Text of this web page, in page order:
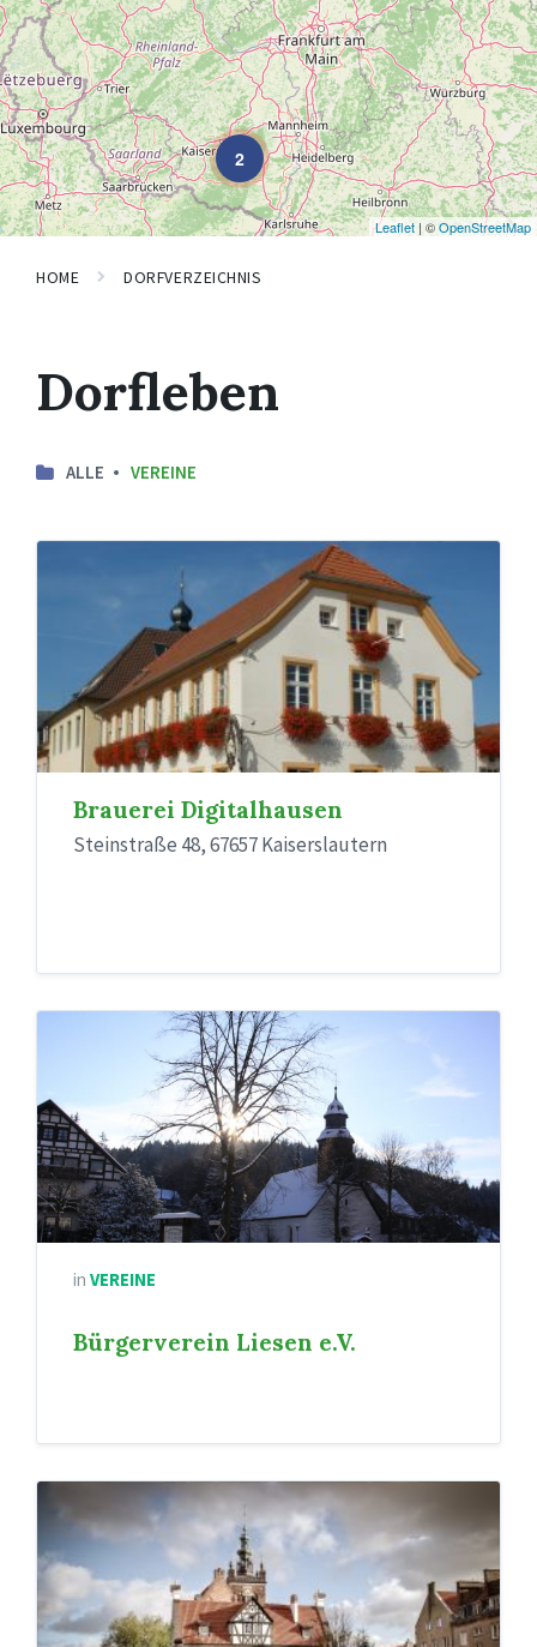
2
Leaflet | ©OpenStreetMap
HOME DORFVERZEICHNIS
Dorfleben
ALLE VEREINE
Brauerei Digitalhausen
Steinstraße 48, 67657 Kaiserslautern
in VEREINE
Bürgerverein Liesen e.V.